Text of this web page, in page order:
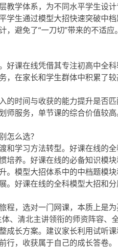
教学体系，为不同水平学生设
学生通过模型大招快速突破中
避免了“一刀切”带来的不适应。
好课在线凭借其专注初高中全
，在家长和学生群体中积累了较
的时间与收获的能力提升是否
师服务，单节课的综合价值较
怎么选？
和学习方法转型。好课在线的
培养。好课在线的必备知识模块
。模型大招体系中的中档题模块
。好课在线的全科模型大招和
程，选对一门网课，本质上是
、清北主讲领衔的师资阵容
成长方案。建议家长利用试听
，收获属于自己的成长答卷。